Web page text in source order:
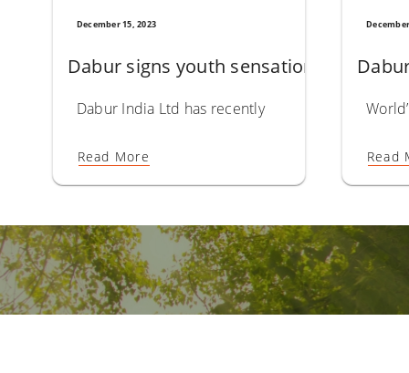
December 15, 2023
Dabur signs youth sensation Kartik
Dabur India Ltd has recently signed on current
Read More Read